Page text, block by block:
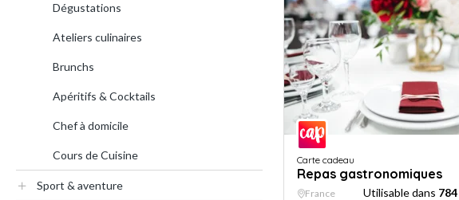
Dégustations
Ateliers culinaires
Brunchs
Apéritifs & Cocktails
Chef à domicile
Cours de Cuisine
Sport & aventure
Carte cadeau
Repas gastronomiques
France Utilisable dans 784